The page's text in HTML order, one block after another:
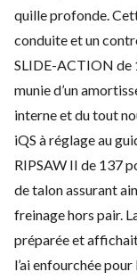
quille profonde.
conduite et un
SLIDE-ACTION de
munie d’un
interne et du tout
iQS à réglage au
RIPSAW II de 137
de talon assurant
freinage hors pair.
préparée et
l’ai enfourchée